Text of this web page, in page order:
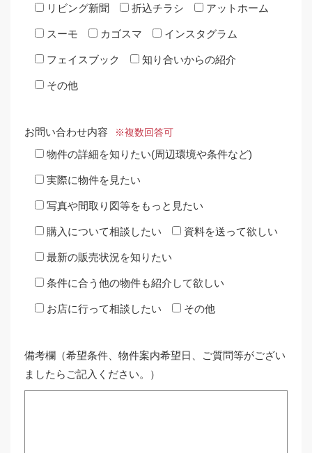
リビング新聞 折込チラシ アットホーム
スーモ カゴスマ インスタグラム
フェイスブック 知り合いからの紹介
その他
お問い合わせ内容 ※複数回答可
物件の詳細を知りたい(周辺環境や条件など)
実際に物件を見たい
写真や間取り図等をもっと見たい
購入について相談したい 資料を送って欲しい
最新の販売状況を知りたい
条件に合う他の物件も紹介して欲しい
お店に行って相談したい その他
備考欄（希望条件、物件案内希望日、ご質問等がござい
ましたらご記入ください。）